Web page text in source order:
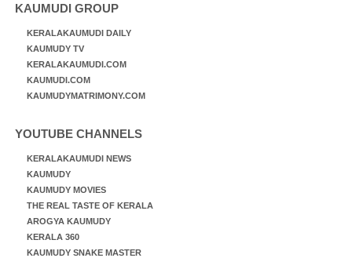
KAUMUDI GROUP
KERALAKAUMUDI DAILY
KAUMUDY TV
KERALAKAUMUDI.COM
KAUMUDI.COM
KAUMUDYMATRIMONY.COM
YOUTUBE CHANNELS
KERALAKAUMUDI NEWS
KAUMUDY
KAUMUDY MOVIES
THE REAL TASTE OF KERALA
AROGYA KAUMUDY
KERALA 360
KAUMUDY SNAKE MASTER